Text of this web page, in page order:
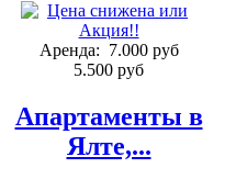
Аренда: 7.000 руб
5.500 руб
Апартаменты в
Ялте,...